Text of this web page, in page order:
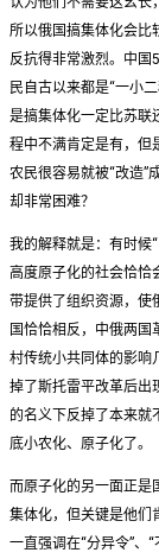
所以俄国搞集体化会比
反抗得非常激烈。中国
民自古以来都是“一小
是搞集体化一定比苏联
程中不满肯定是有，但
农民很容易就被“改造”
却非常困难？
我的解释就是：有时候
高度原子化的社会恰恰
带提供了组织资源，使
国恰恰相反，中俄两国
村传统小共同体的影响
掉了斯托雷平改革后出
的名义下反掉了本来就
底小农化、原子化了。
而原子化的另一面正是
集体化，但关键是他们
一直强调在“分异令”、